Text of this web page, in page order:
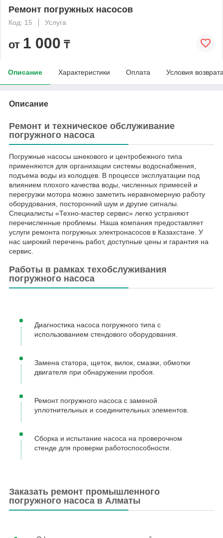
Ремонт погружных насосов
Код: 15 Услуга
от 1 000 ₸
Описание Характеристики Оплата Условия
Описание
Ремонт и техническое обслуживание
погружного насоса
Погружные насосы шнекового и центробежного типа
применяются для организации системы водоснабжения,
подъема воды из колодцев. В процессе эксплуатации под
влиянием плохого качества воды, численных примесей и
перегрузки мотора можно заметить неравномерную работу
оборудования, посторонний шум и другие сигналы.
Специалисты «Техно-мастер сервис» легко устраняют
перечисленные проблемы. Наша компания предоставляет
услуги ремонта погружных электронасосов в Казахстане. У
нас широкий перечень работ, доступные цены и гарантия на
сервис.
Работы в рамках техобслуживания
погружного насоса
Диагностика насоса погружного типа с
использованием стендового оборудования.
Замена статора, щеток, вилок, смазки, обмотки
двигателя при обнаружении пробоя.
Ремонт погружного насоса с заменой
уплотнительных и соединительных элементов.
Сборка и испытание насоса на проверочном
стенде для проверки работоспособности.
Заказать ремонт промышленного
погружного насоса в Алматы